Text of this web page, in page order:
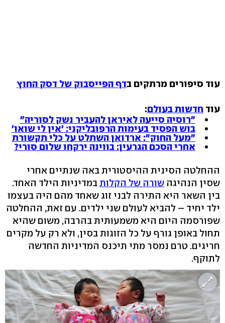
עוד סיפורים מרתקים בדף הפייסבוק של דסק החוץ
עוד חדשות בעולם:
"רוסיה סייעה לאיראן להעביר נשק לסוריה"
בוש הפסיד בעימות הרפובליקני: 'אין לי שואו'
"מעל החוק": ארדואן השתלט על כלי תקשורת
אחרי הסכם הגרעין: בווינה ירקחו שלום סורי?
ההחלטה הסינית ההיסטורית באה שנתיים אחרי
שסין הנהיגה שורה של הקלותבמדיניות הילד האחד.
בין השאר היא התירה לבני זוג שאחד מהם היה בעצמו
ילד יחיד – להביא לעולם שני ילדים. עם זאת, ההחלטה
שפורסמה היום היא משמעותית בהרבה, משום שהיא
תחול באופן גורף על כל הזוגות בסין, ולא רק על מקרים
חריגים. טרם נמסר מתי תיכנס המדיניות החדשה
לתוקף.